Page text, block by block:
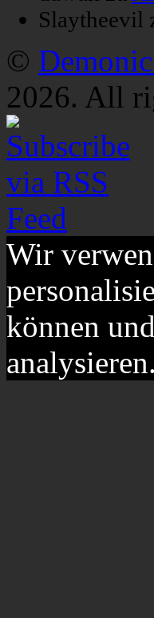
Slaytheevil
©
2026. All
Wir
können
analysieren.